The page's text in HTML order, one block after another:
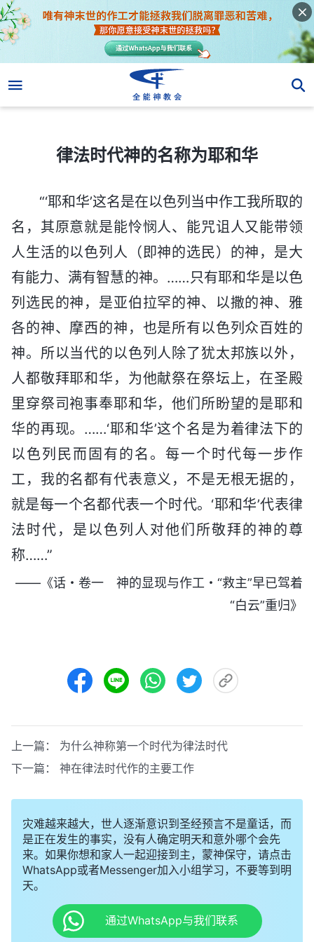
律法时代神的名称为耶和华
“‘耶和华’这名是在以色列当中作工我所取的
名，其原意就是能怜悯人、能咒诅人又能带领
人生活的以色列人（即神的选民）的神，是大
有能力、满有智慧的神。……只有耶和华是以色
列选民的神，是亚伯拉罕的神、以撒的神、雅
各的神、摩西的神，也是所有以色列众百姓的
神。所以当代的以色列人除了犹太邦族以外，
人都敬拜耶和华，为他献祭在祭坛上，在圣殿
里穿祭司袍事奉耶和华，他们所盼望的是耶和
华的再现。……‘耶和华’这个名是为着律法下的
以色列民而固有的名。每一个时代每一步作
工，我的名都有代表意义，不是无根无据的，
就是每一个名都代表一个时代。‘耶和华’代表律
法时代，是以色列人对他们所敬拜的神的尊
称……”
——《话・卷一 神的显现与作工・“救主”早已驾着
“白云”重归》
上一篇： 为什么神称第一个时代为律法时代
下一篇： 神在律法时代作的主要工作
灾难越来越大，世人逐渐意识到圣经预言不是童话，而
是正在发生的事实，没有人确定明天和意外哪个会先
来。如果你想和家人一起迎接到主，蒙神保守，请点击
WhatsApp或者Messenger加入小组学习，不要等到明
天。
通过WhatsApp与我们联系